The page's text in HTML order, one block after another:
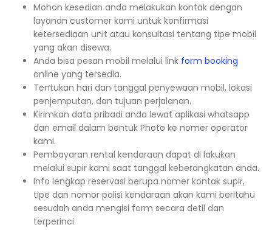
Mohon kesedian anda melakukan kontak dengan
layanan customer kami untuk konfirmasi
ketersediaan unit atau konsultasi tentang tipe mobil
yang akan disewa.
Anda bisa pesan mobil melalui link form booking
online yang tersedia.
Tentukan hari dan tanggal penyewaan mobil, lokasi
penjemputan, dan tujuan perjalanan.
Kirimkan data pribadi anda lewat aplikasi whatsapp
dan email dalam bentuk Photo ke nomer operator
kami.
Pembayaran rental kendaraan dapat di lakukan
melalui supir kami saat tanggal keberangkatan anda.
Info lengkap reservasi berupa nomer kontak supir,
tipe dan nomor polisi kendaraan akan kami beritahu
sesudah anda mengisi form secara detil dan
terperinci